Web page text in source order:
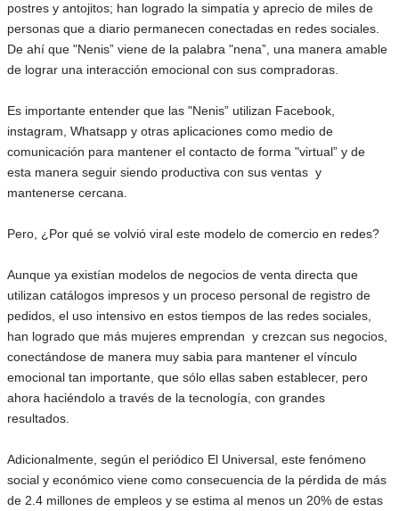
postres y antojitos; han logrado la simpatía y aprecio de miles de
personas que a diario permanecen conectadas en redes sociales.
De ahí que "Nenis” viene de la palabra "nena”, una manera amable
de lograr una interacción emocional con sus compradoras.
Es importante entender que las "Nenis” utilizan Facebook,
instagram, Whatsapp y otras aplicaciones como medio de
comunicación para mantener el contacto de forma "virtual” y de
esta manera seguir siendo productiva con sus ventas y
mantenerse cercana.
Pero, ¿Por qué se volvió viral este modelo de comercio en redes?
Aunque ya existían modelos de negocios de venta directa que
utilizan catálogos impresos y un proceso personal de registro de
pedidos, el uso intensivo en estos tiempos de las redes sociales,
han logrado que más mujeres emprendan y crezcan sus negocios,
conectándose de manera muy sabia para mantener el vínculo
emocional tan importante, que sólo ellas saben establecer, pero
ahora haciéndolo a través de la tecnología, con grandes
resultados.
Adicionalmente, según el periódico El Universal, este fenómeno
social y económico viene como consecuencia de la pérdida de más
de 2.4 millones de empleos y se estima al menos un 20% de estas